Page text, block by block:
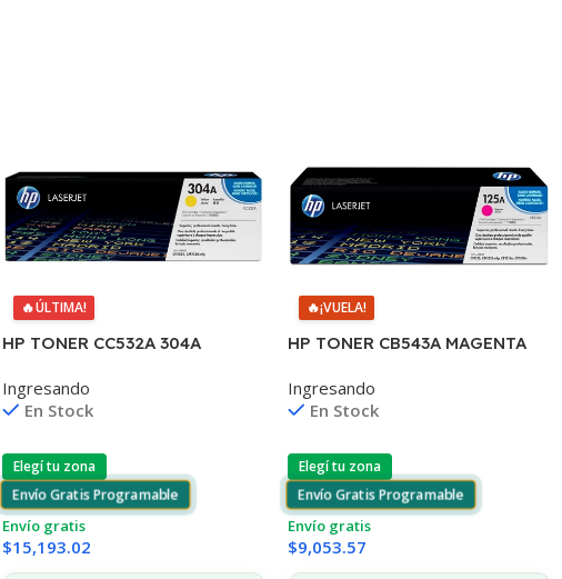
🔥ÚLTIMA!
HP TONER CC532A 304A
2020/2025/2030/2320 2.800
CPS CP
Ingresando
En Stock
Elegí tu zona
Envío Gratis Programable
Envío gratis
$15,193.02
🔥¡VUELA!
HP TONER CB543A MAGENTA
1215/1515/1510/1312
Ingresando
En Stock
Elegí tu zona
Envío Gratis Programable
Envío gratis
$9,053.57